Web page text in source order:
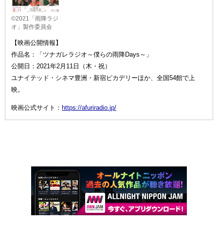
©2021「雨降ラジ
オ」製作委員会
【映画公開情報】
作品名：「ツナガレラジオ～僕らの雨降Days～」
公開日：2021年2月11日（木・祝）
ユナイテッド・シネマ豊洲・新宿ピカデリーほか、全国54館で上
映。
映画公式サイト：https://afuriradio.jp/